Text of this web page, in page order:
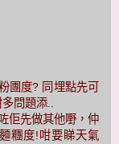
團度? 同埋點先可
問題添..
佢先做其他嘢，仲
糰度!咁要睇天氣